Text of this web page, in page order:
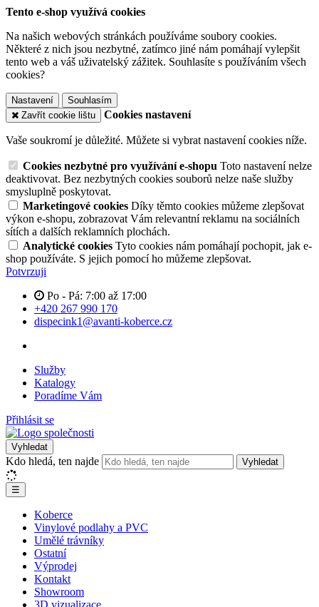
Tento e-shop využívá cookies
Na našich webových stránkách používáme soubory cookies.
Některé z nich jsou nezbytné, zatímco jiné nám pomáhají vylepšit
tento web a váš uživatelský zážitek. Souhlasíte s používáním všech
cookies?
Nastavení
Souhlasím
Zavřít cookie lištu
Cookies nastavení
Vaše soukromí je důležité. Můžete si vybrat nastavení cookies níže.
Cookies nezbytné pro využívání e-shopu Toto nastavení nelze
deaktivovat. Bez nezbytných cookies souborů nelze naše služby
smysluplně poskytovat.
Marketingové cookies Díky těmto cookies můžeme zlepšovat
výkon e-shopu, zobrazovat Vám relevantní reklamu na sociálních
sítích a dalších reklamních plochách.
Analytické cookies Tyto cookies nám pomáhají pochopit, jak e-
shop používáte. S jejich pomocí ho můžeme zlepšovat.
Potvrzuji
Po - Pá: 7:00 až 17:00
+420 267 990 170
dispecink1@avanti-koberce.cz
Služby
Katalogy
Poradíme Vám
Přihlásit se
Vyhledat
Kdo hledá, ten najde Vyhledat
☰
Koberce
Vinylové podlahy a PVC
Umělé trávníky
Ostatní
Výprodej
Kontakt
Showroom
3D vizualizace